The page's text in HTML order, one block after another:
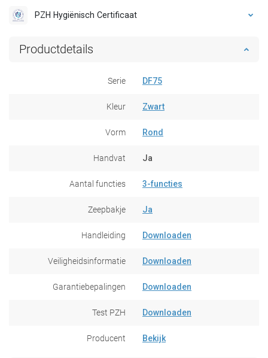
PZH Hygiënisch Certificaat
Productdetails
Serie DF75
Kleur Zwart
Vorm Rond
Handvat Ja
Aantal functies 3-functies
Zeepbakje Ja
Handleiding Downloaden
Veiligheidsinformatie Downloaden
Garantiebepalingen Downloaden
Test PZH Downloaden
Producent Bekijk